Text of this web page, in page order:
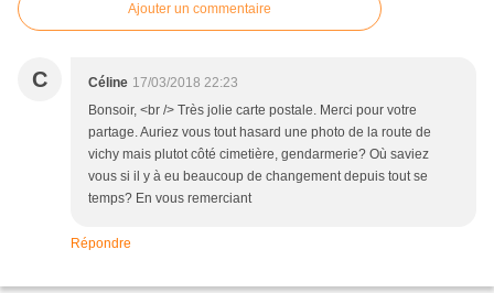
Ajouter un commentaire
C Céline 17/03/2018 22:23
Bonsoir, <br /> Très jolie carte postale. Merci pour votre
partage. Auriez vous tout hasard une photo de la route de
vichy mais plutot côté cimetière, gendarmerie? Où saviez
vous si il y à eu beaucoup de changement depuis tout se
temps? En vous remerciant
Répondre